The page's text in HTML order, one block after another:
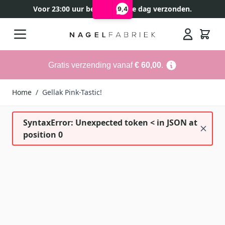
9,4
Voor 23:00 uur besteld, zelfde dag verzonden.
Gratis verzending vanaf€ 60,00.
Home / Gellak Pink-Tastic!
SyntaxError: Unexpected token < in JSON at
position 0